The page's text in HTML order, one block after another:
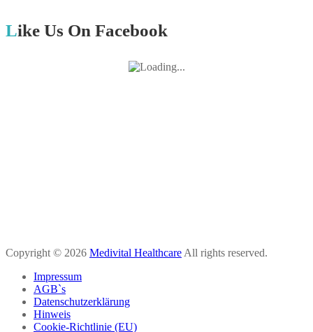
Like Us On Facebook
Copyright © 2026 Medivital Healthcare All rights reserved.
Impressum
AGB`s
Datenschutzerklärung
Hinweis
Cookie-Richtlinie (EU)